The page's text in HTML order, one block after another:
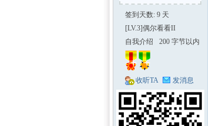
签到天数: 9 天
[LV.3]偶尔看看II
自我介绍
200 字节以内
义 Discuz! 代
收听TA 发消息